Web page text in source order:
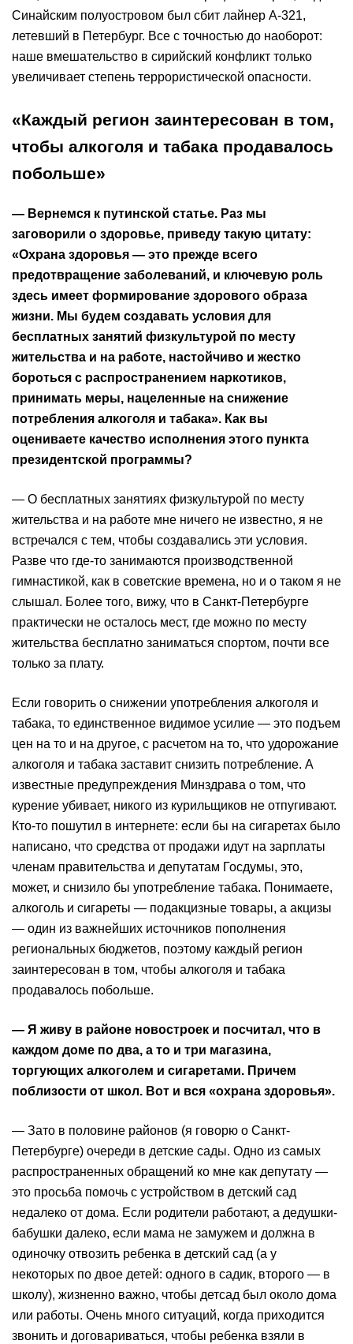
Синайским полуостровом был сбит лайнер А-321,
летевший в Петербург. Все с точностью до наоборот:
наше вмешательство в сирийский конфликт только
увеличивает степень террористической опасности.
«Каждый регион заинтересован в том,
чтобы алкоголя и табака продавалось
побольше»
— Вернемся к путинской статье. Раз мы
заговорили о здоровье, приведу такую цитату:
«Охрана здоровья — это прежде всего
предотвращение заболеваний, и ключевую роль
здесь имеет формирование здорового образа
жизни. Мы будем создавать условия для
бесплатных занятий физкультурой по месту
жительства и на работе, настойчиво и жестко
бороться с распространением наркотиков,
принимать меры, нацеленные на снижение
потребления алкоголя и табака». Как вы
оцениваете качество исполнения этого пункта
президентской программы?
— О бесплатных занятиях физкультурой по месту
жительства и на работе мне ничего не известно, я не
встречался с тем, чтобы создавались эти условия.
Разве что где-то занимаются производственной
гимнастикой, как в советские времена, но и о таком я не
слышал. Более того, вижу, что в Санкт-Петербурге
практически не осталось мест, где можно по месту
жительства бесплатно заниматься спортом, почти все
только за плату.
Если говорить о снижении употребления алкоголя и
табака, то единственное видимое усилие — это подъем
цен на то и на другое, с расчетом на то, что удорожание
алкоголя и табака заставит снизить потребление. А
известные предупреждения Минздрава о том, что
курение убивает, никого из курильщиков не отпугивают.
Кто-то пошутил в интернете: если бы на сигаретах было
написано, что средства от продажи идут на зарплаты
членам правительства и депутатам Госдумы, это,
может, и снизило бы употребление табака. Понимаете,
алкоголь и сигареты — подакцизные товары, а акцизы
— один из важнейших источников пополнения
региональных бюджетов, поэтому каждый регион
заинтересован в том, чтобы алкоголя и табака
продавалось побольше.
— Я живу в районе новостроек и посчитал, что в
каждом доме по два, а то и три магазина,
торгующих алкоголем и сигаретами. Причем
поблизости от школ. Вот и вся «охрана здоровья».
— Зато в половине районов (я говорю о Санкт-
Петербурге) очереди в детские сады. Одно из самых
распространенных обращений ко мне как депутату —
это просьба помочь с устройством в детский сад
недалеко от дома. Если родители работают, а дедушки-
бабушки далеко, если мама не замужем и должна в
одиночку отвозить ребенка в детский сад (а у
некоторых по двое детей: одного в садик, второго — в
школу), жизненно важно, чтобы детсад был около дома
или работы. Очень много ситуаций, когда приходится
звонить и договариваться, чтобы ребенка взяли в